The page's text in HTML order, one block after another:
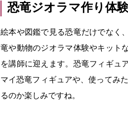
恐竜ジオラマ作り体
絵本や図鑑で見る恐竜だけでなく
竜や動物のジオラマ体験やキット
を講師に迎えます。恐竜フィギュ
マイ恐竜フィギュアや、使ってみ
るのか楽しみですね。